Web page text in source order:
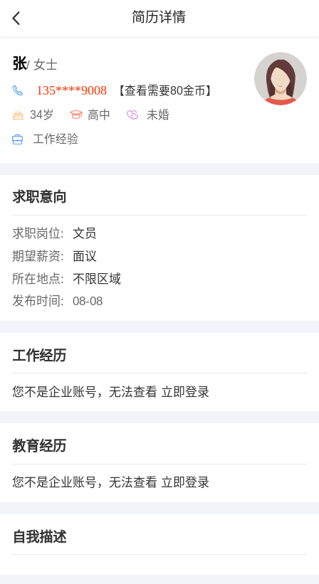
简历详情
张/ 女士
135****9008 【查看需要80金币】
34岁 高中 未婚
工作经验
求职意向
求职岗位:
文员
期望薪资:
面议
所在地点:
不限区域
发布时间:
08-08
工作经历
您不是企业账号，无法查看 立即登录
教育经历
您不是企业账号，无法查看 立即登录
自我描述